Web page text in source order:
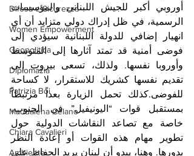
Difesa e Sicurezza
Women Empowerment
Geopolitica
Diplomazia
Patrizia Boi
Maddalena Celano
Chiara Cavalieri
Ambiente
أوروبي أكبر للجيش اللبناني والمؤسسات
فوضى أمنية قد تمتد آثارها إلى المتوسط
وأوروبا نفسها. ولذلك، تسعى بيروت إلى
للفوضى.كذلك تحمل الزيارة بعداً مرتبطاً
بمستقبل قوات “اليونيفيل” في الجنوب،
تطوير مهام هذه القوات أو إعادة النظر
بدورها. وهنا، يبدو أن لبنان يريد الحفاظ على